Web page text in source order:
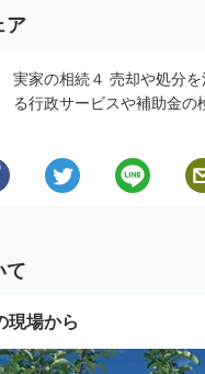
ア
実家の相続４ 売却や処分を
る行政サービスや補助金の
て
場から